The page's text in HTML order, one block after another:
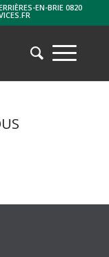
EN-BRIE 0820